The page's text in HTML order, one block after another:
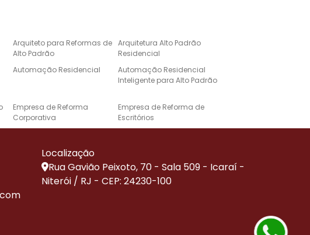
Arquiteto para Reformas de
Alto Padrão
Arquitetura Alto Padrão
Residencial
Automação Residencial
Automação Residencial
Inteligente para Alto Padrão
Empresa de Reforma
Corporativa
Empresa de Reforma de
Escritórios
Reforma Corporativa
Reformas Residenciais de
Alto Padrão
Serviço de Automação
Localização
Rua Gavião Peixoto, 70 - Sala 509 - Icaraí -
Niterói / RJ - CEP: 24230-100